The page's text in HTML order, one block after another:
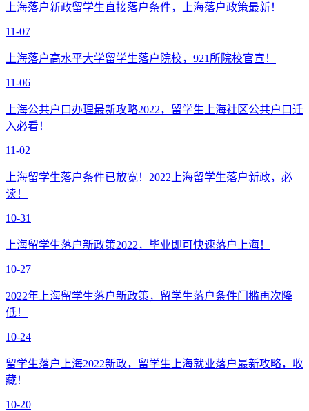
上海落户新政留学生直接落户条件，上海落户政策最新！
11-07
上海落户高水平大学留学生落户院校，921所院校官宣！
11-06
上海公共户口办理最新攻略2022，留学生上海社区公共户口迁
入必看！
11-02
上海留学生落户条件已放宽！2022上海留学生落户新政，必
读！
10-31
上海留学生落户新政策2022，毕业即可快速落户上海！
10-27
2022年上海留学生落户新政策，留学生落户条件门槛再次降
低！
10-24
留学生落户上海2022新政，留学生上海就业落户最新攻略，收
藏！
10-20